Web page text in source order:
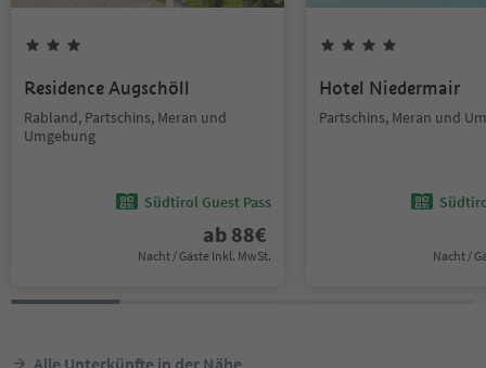
Residence Augschöll
Rabland, Partschins, Meran und
Umgebung
Südtirol Guest Pass
ab 88€
Nacht / Gäste Inkl. MwSt.
Hotel Niedermair
Partschins, Meran und
Nacht /
Alle Unterkünfte in der Nähe